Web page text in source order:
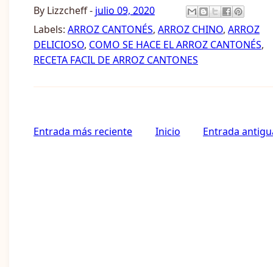
By Lizzcheff- julio 09, 2020
Labels: ARROZ CANTONÉS, ARROZ CHINO, ARROZ
DELICIOSO, COMO SE HACE EL ARROZ CANTONÉS,
RECETA FACIL DE ARROZ CANTONES
Entrada más reciente Entrada
Inicio